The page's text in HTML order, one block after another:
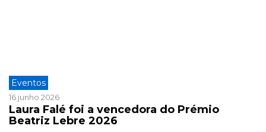
Eventos
16 junho 2026
Laura Falé foi a vencedora do Prémio
Beatriz Lebre 2026